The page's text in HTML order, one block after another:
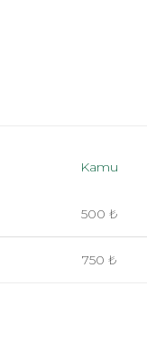
Kamu
500 ₺
750 ₺